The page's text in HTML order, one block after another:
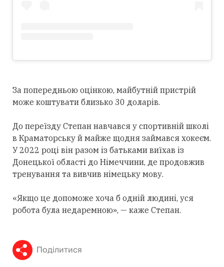
За попередньою оцінкою, майбутній пристрій
може коштувати близько 30 доларів.
До переїзду Степан навчався у спортивній школі
в Краматорську й майже щодня займався хокеєм.
У 2022 році він разом із батьками виїхав із
Донецької області до Німеччини, де продовжив
тренування та вивчив німецьку мову.
«Якщо це допоможе хоча б одній людині, уся
робота була недаремною», — каже Степан.
Поділитися